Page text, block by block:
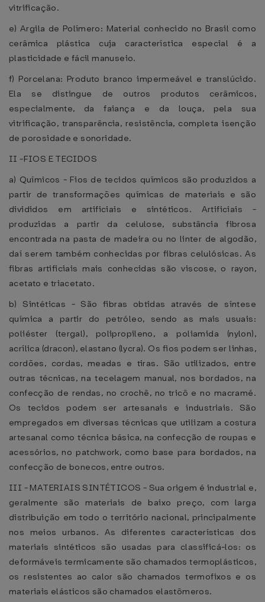
vitrificação.
e) Argila de Polímero: Material conhecido no Brasil como
cerâmica plástica cuja característica especial é a
plasticidade e fácil manuseio.
f) Porcelana: Produto branco impermeável e translúcido.
Ela se distingue de outros produtos cerâmicos,
especialmente, da faiança e da louça, pela sua
vitrificação, transparência, resistência, completa isenção
de porosidade e sonoridade.
II -FIOS E TECIDOS
a) Químicos - Fios de tecidos químicos são produzidos a
partir de transformações químicas de materiais e são
divididos em artificiais e sintéticos. Artificiais -
produzidas a partir da celulose, substância fibrosa
encontrada na pasta de madeira ou no linter de algodão,
daí serem também conhecidas por fibras celulósicas. As
fibras artificiais mais conhecidas são viscose, o rayon,
acetato e triacetato.
b) Sintéticas - São fibras obtidas através de síntese
química a partir do petróleo, sendo as mais usuais:
poliéster (tergal), polipropileno, a poliamida (nylon),
acrílica (dracon), elastano (lycra). Os fios podem ser linhas,
cordões, cordas, meadas e tiras. São utilizados, entre
outras técnicas, na tecelagem manual, nos bordados, na
confecção de rendas, no crochê, no tricô e no macramé.
Os tecidos podem ser artesanais e industriais. São
empregados em diversas técnicas que utilizam a costura
artesanal como técnica básica, na confecção de roupas e
acessórios, no patchwork, como base para bordados, na
confecção de bonecos, entre outros.
III - MATERIAIS SINTÉTICOS - Sua origem é industrial e,
geralmente são materiais de baixo preço, com larga
distribuição em todo o território nacional, principalmente
nos meios urbanos. As diferentes características dos
materiais sintéticos são usadas para classificá-los: os
deformáveis termicamente são chamados termoplásticos,
os resistentes ao calor são chamados termofixos e os
materiais elásticos são chamados elastômeros.